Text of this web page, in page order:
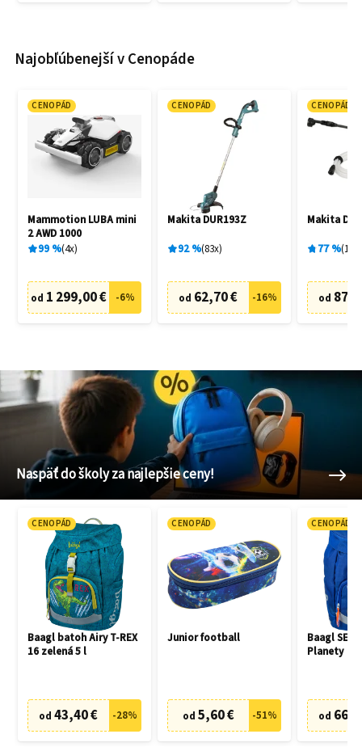
Najobľúbenejší v Cenopáde
CENOPÁD
Mammotion LUBA mini
2 AWD 1000
99% 4x
od 1 299,00 € -6%
CENOPÁD
Makita DUR193Z
92% 83x
od 62,70 € -16%
CENOPÁD
Makita
77% 19
od
Naspäť do školy za najlepšie ceny!
CENOPÁD
Baagl batoh Airy T-REX
16 zelená 5 l
od 43,40 € -28%
CENOPÁD
Junior football
od 5,60 € -51%
CENOPÁD
Baagl SET
Planety
od